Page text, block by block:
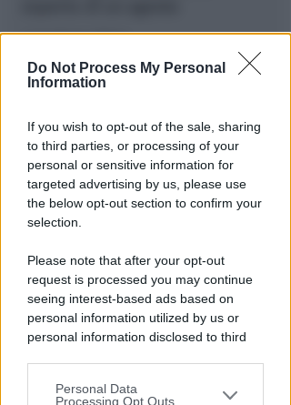
Do Not Process My Personal
Information
If you wish to opt-out of the sale, sharing
to third parties, or processing of your
personal or sensitive information for
targeted advertising by us, please use
the below opt-out section to confirm your
selection.
Please note that after your opt-out
request is processed you may continue
seeing interest-based ads based on
personal information utilized by us or
personal information disclosed to third
You may separately opt-out of the further
Personal Data
Processing Opt Outs
Allarme infortuni sul lavoro a
Rimini: +13% nel primo semestre
dell'anno
diRedazione